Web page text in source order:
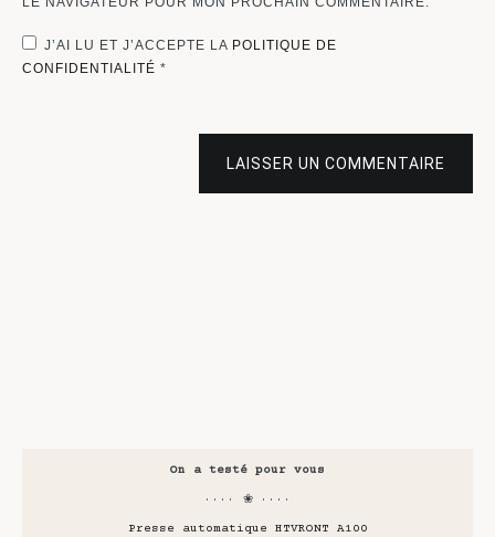
J’AI LU ET J’ACCEPTE LA POLITIQUE DE
CONFIDENTIALITÉ *
LAISSER UN COMMENTAIRE
On a testé pour vous
···· ❀ ····
Presse automatique HTVRONT A100